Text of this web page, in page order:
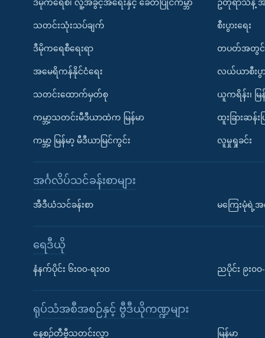
ဒီမိုကရေစီ၊ လူ့အခွင့်အရေးနှင့် ခေတ်ပြိုင်ကမ္ဘာ
သတင်းသုံးသပ်ချက်
ဒီမိုကရေစီရေးရာ
အမေရိကန်နိုင်ငံရေး
သတင်းထောက်မှတ်စု
ကမ္ဘာ့သတင်းမီဒီယာထဲက မြန်မာ
ကမ္ဘာ့ မြန်မာ့ မီဒီယာမြင်ကွင်း
ဥတုရာသီနဲ့ အ
စီးပွားရေး
တပတ်အတွင်း
လယ်ယာစီးပွာ
ယူကရိန်း၊ မ
ထူးခြားဆန်း
လူမှုရှုခင်း
အင်္ဂလိပ်သင်ခန်းစာများ
အီဒီယံသင်ခန်းစာ မကြေးမုံရဲ့အ
ရေဒီယို
နံနက်ပိုင်း ၆း၀၀-ရး၀၀ ညပိုင်း ၉း၀၀
ရုပ်သံအစီအစဉ်နှင့် ဗွီဒီယိုကဏ္ဍများ
နေ့စဉ်တီဗွီသတင်းလွှာ မြန်မာ